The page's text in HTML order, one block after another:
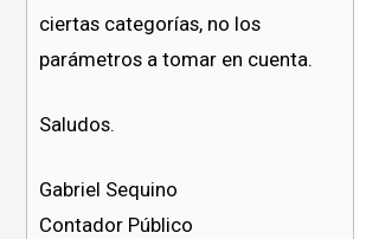
ciertas categorías, no los
parámetros a tomar en cuenta.
Saludos.
Gabriel Sequino
Contador Público